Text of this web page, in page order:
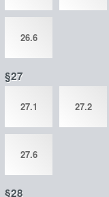
26.6
§27
27.1 27.2
27.6
§28